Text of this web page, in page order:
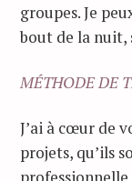
groupes. Je
bout de la nuit,
MÉTHODE DE
J’ai à cœur de
projets, qu’ils